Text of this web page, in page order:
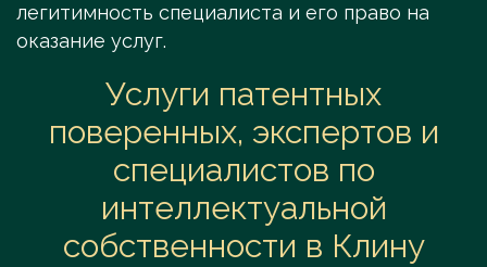
легитимность специалиста и его право на
оказание услуг.
Услуги патентных
поверенных, экспертов и
специалистов по
интеллектуальной
собственности в Клину